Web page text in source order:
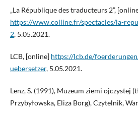
„La République des traducteurs 2”,
https://www.colline.fr/spectacles/la-
2, 5.05.2021.
LCB, [online] https://lcb.de/
uebersetzer, 5.05.2021.
Lenz, S. (1991), Muzeum ziemi ojczystej
Przybyłowska, Eliza Borg), Czytelnik,